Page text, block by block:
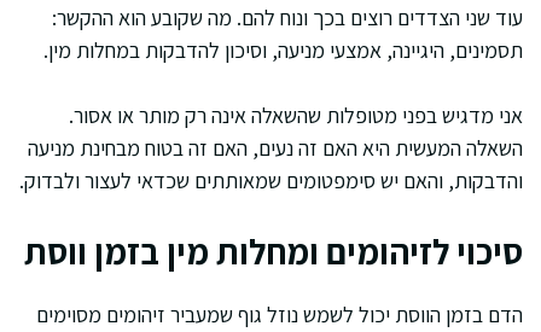
עוד שני הצדדים רוצים בכך ונוח להם. מה שקובע הוא ההקשר:
תסמינים, היגיינה, אמצעי מניעה, וסיכון להדבקות במחלות מין.
אני מדגיש בפני מטופלות שהשאלה אינה רק מותר או אסור.
השאלה המעשית היא האם זה נעים, האם זה בטוח מבחינת מניעה
והדבקות, והאם יש סימפטומים שמאותתים שכדאי לעצור ולבדוק.
סיכוי לזיהומים ומחלות מין בזמן ווסת
הדם בזמן הווסת יכול לשמש נוזל גוף שמעביר זיהומים מסוימים